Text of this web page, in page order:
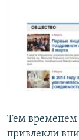
Тем временем
привлекли